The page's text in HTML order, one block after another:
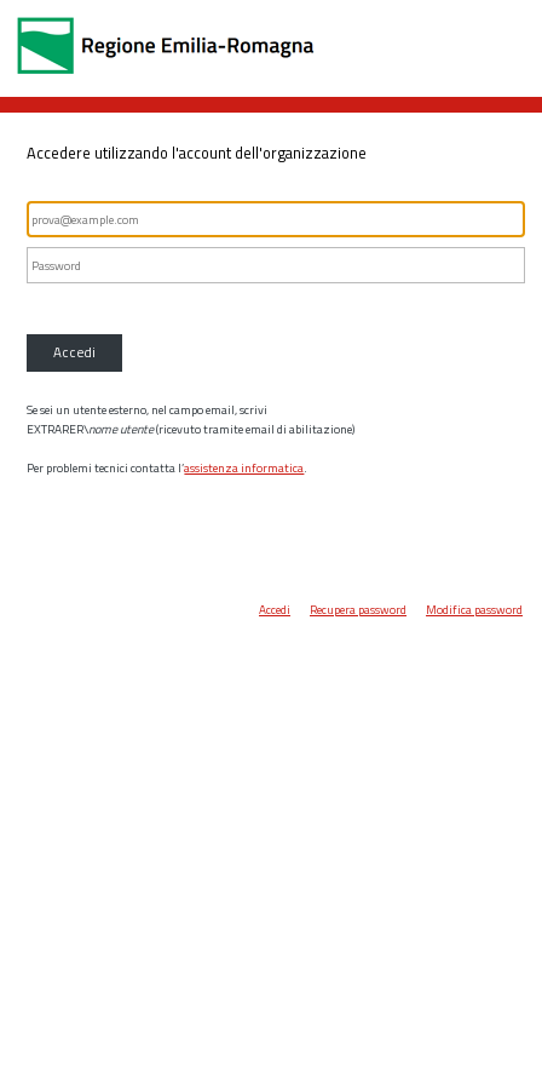
Accedere utilizzando l'account dell'organizzazione
Accedi
Se sei un utente esterno, nel campo email, scrivi
EXTRARER\nome utente(ricevuto tramite email di abilitazione)
Per problemi tecnici contatta l’assistenza informatica.
Accedi Recupera password Modifica password